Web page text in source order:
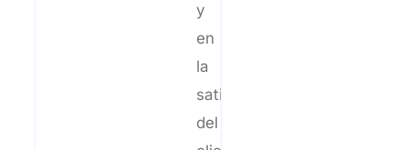
y
en
la
satisfacción
del